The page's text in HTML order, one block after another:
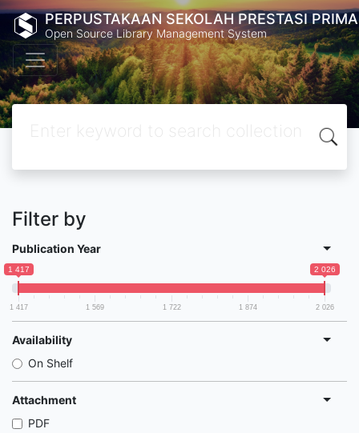
PERPUSTAKAAN SEKOLAH PRESTASI PRIMA
Open Source Library Management System
Filter by
Publication Year
1 417 2 026
1 417 1 569 1 722 1 874 2 026
Availability
On Shelf
Attachment
PDF